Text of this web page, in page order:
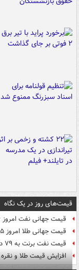
قیمت‌های روز در یک نگاه
قیمت جهانی نفت امروز ۱۶ مرداد
قیمت جهانی طلا امروز ۱۵ مرداد
قیمت نفت برنت به ۷۹ دلار رسید
افزایش قیمت طلا و